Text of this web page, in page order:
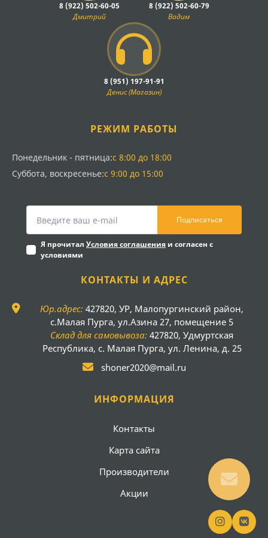
8 (922) 502-60-05
Дмитрий
8 (922) 502-60-79
Вадим
8 (951) 197-91-91
Денис (Магазин)
РЕЖИМ РАБОТЫ
Понедельник - пятница:с 8:00 до 18:00
Суббота, воскресенье:с 9:00 до 15:00
Подписаться
Я прочитал Условия соглашения и согласен с
условиями
КОНТАКТЫ И АДРЕС
Юр.адрес: 427820, УР, Малопургинский район,
с.Малая Пурга, ул.Азина 27, помещение 5
Склад для самовывоза: 427820, Удмуртская
Республика, с. Малая Пурга, ул. Ленина, д. 25
shoner2020@mail.ru
ИНФОРМАЦИЯ
Контакты
Карта сайта
Производители
Акции